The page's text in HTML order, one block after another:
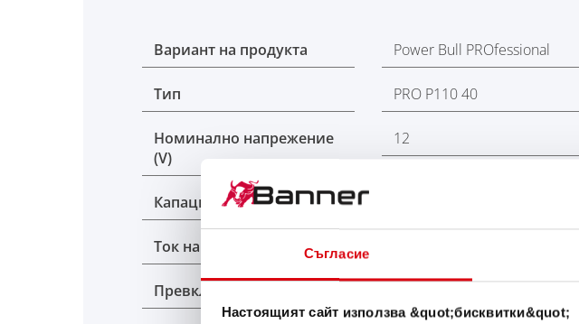
Съгласие
Настоящият сайт използва &quot;бисквитки&quot;
Вариант на продукта Power Bull PROfessional
Тип PRO P110 40
Номинално напрежение
(V)
12
Капацитет K20 (Ah)
Ток на студен старт EN (A)
Превключване